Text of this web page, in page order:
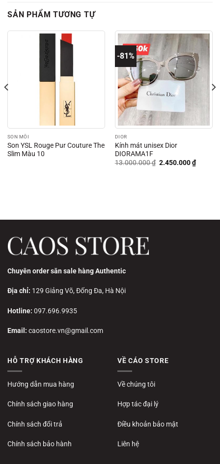
SẢN PHẨM TƯƠNG TỰ
SON MÔI
Son YSL Rouge Pur Couture The
Slim Màu 10
-81%
DIOR
Kính mát unisex Dior
DIORAMA1F
13.000.000₫ Giá
2.450.000₫Giá
hiện
Chuyên order săn sale hàng Authentic
Địa chỉ: 129 Giảng Võ, Đống Đa, Hà Nội
Hotline: 097.696.9935
Email: caostore.vn@gmail.com
HỖ TRỢ KHÁCH HÀNG
Hướng dẫn mua hàng
Chính sách giao hàng
Chính sách đổi trả
Chính sách bảo hành
VỀ CÁO STORE
Về chúng tôi
Hợp tác đại lý
Điều khoản bảo mật
Liên hệ